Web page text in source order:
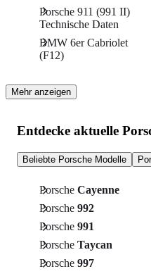
Porsche 911 (991 II)
Technische Daten
BMW 6er Cabriolet
(F12)
Mehr anzeigen
Entdecke aktuelle
Beliebte Porsche Modelle
Porsche Cayenne
Porsche 992
Porsche 991
Porsche Taycan
Porsche 997